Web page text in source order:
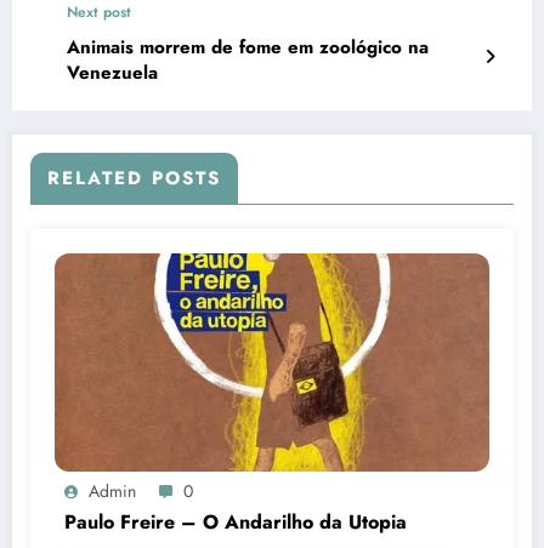
Next post
Animais morrem de fome em zoológico na
Venezuela
RELATED POSTS
Admin 0
Paulo Freire – O Andarilho da Utopia